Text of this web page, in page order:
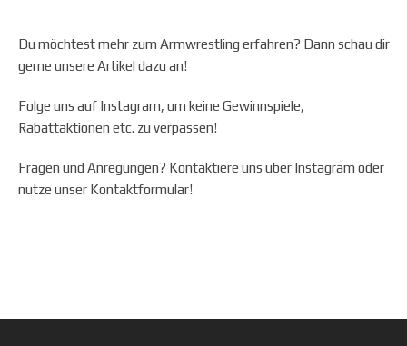
Du möchtest mehr zum Armwrestling erfahren? Dann schau dir
gerne unsere Artikel dazu an!
Folge uns auf Instagram, um keine Gewinnspiele,
Rabattaktionen etc. zu verpassen!
Fragen und Anregungen? Kontaktiere uns über Instagram oder
nutze unser Kontaktformular!